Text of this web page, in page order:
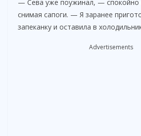
— Сева уже поужинал, — спокойно
снимая сапоги. — Я заранее
запеканку и оставила в
Advertisements